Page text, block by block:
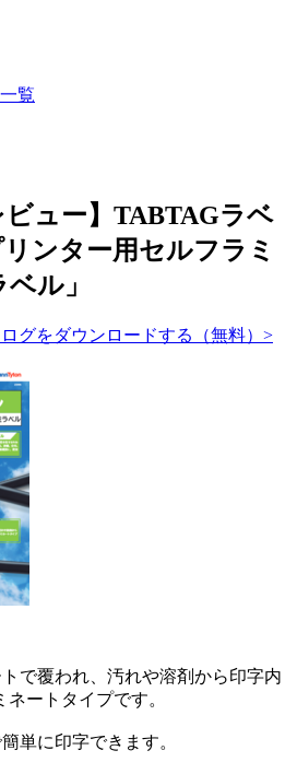
覧
ビュー】TABTAGラベ
ンター用セルフラミ
ル」
グをダウンロードする（無料）>
で覆われ、汚れや溶剤から印字内
ートタイプです。
単に印字できます。